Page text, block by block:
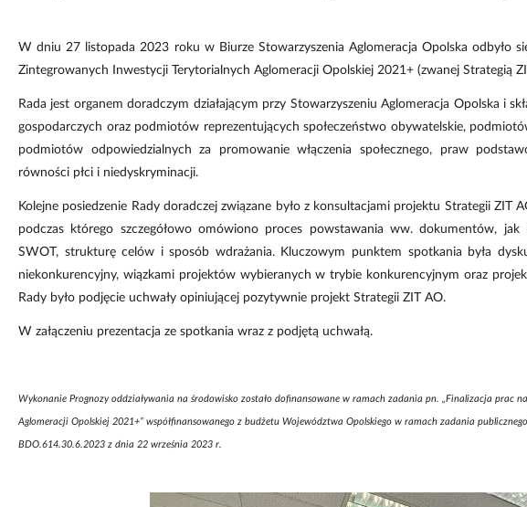
W dniu 27 listopada 2023 roku w Biurze Stowarzyszenia Aglomeracja Opolska odbyło
Zintegrowanych Inwestycji Terytorialnych Aglomeracji Opolskiej 2021+ (zwanej Strategią
Rada jest organem doradczym działającym przy Stowarzyszeniu Aglomeracja Opolska i
gospodarczych oraz podmiotów reprezentujących społeczeństwo obywatelskie,
podmiotów odpowiedzialnych za promowanie włączenia społecznego, praw
równości płci i niedyskryminacji.
Kolejne posiedzenie Rady doradczej związane było z konsultacjami projektu Strategii ZIT
podczas którego szczegółowo omówiono proces powstawania ww. dokumentów,
SWOT, strukturę celów i sposób wdrażania. Kluczowym punktem spotkania była
niekonkurencyjny, wiązkami projektów wybieranych w trybie konkurencyjnym oraz
Rady było podjęcie uchwały opiniującej pozytywnie projekt Strategii ZIT AO.
W załączeniu prezentacja ze spotkania wraz z podjętą uchwałą.
Wykonanie Prognozy oddziaływania na środowisko zostało dofinansowane w ramach zadania pn. „Finalizacja prac
Aglomeracji Opolskiej 2021+” współfinansowanego z budżetu Województwa Opolskiego w ramach zadania
BDO.614.30.6.2023 z dnia 22 września 2023 r.